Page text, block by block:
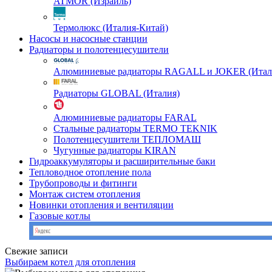
Термолюкс (Италия-Китай)
Насосы и насосные станции
Радиаторы и полотенцесушители
Алюминиевые радиаторы RAGALL и JOKER
Радиаторы GLOBAL (Италия)
Алюминиевые радиаторы FARAL
Стальные радиаторы TERMO TEKNIK
Полотенцесушители ТЕПЛОМАШ
Чугунные радиаторы KIRAN
Гидроаккумуляторы и расширительные баки
Тепловодное отопление пола
Трубопроводы и фитинги
Монтаж систем отопления
Новинки отопления и вентиляции
Газовые котлы
Свежие записи
Выбираем котел для отопления